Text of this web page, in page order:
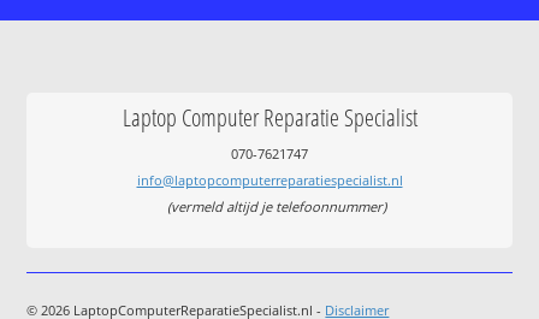
Laptop Computer Reparatie Specialist
070-7621747
info@laptopcomputerreparatiespecialist.nl
(vermeld altijd je telefoonnummer)
© 2026 LaptopComputerReparatieSpecialist.nl - Disclaimer